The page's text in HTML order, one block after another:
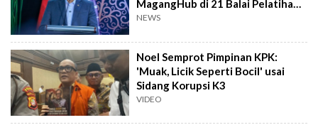
MagangHub di 21 Balai Pelatihan
Vokasi
NEWS
Noel Semprot Pimpinan KPK:
'Muak, Licik Seperti Bocil' usai
Sidang Korupsi K3
VIDEO